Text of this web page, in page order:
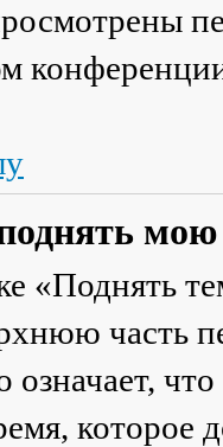
мою
«Поднять
часть
означает,
которое